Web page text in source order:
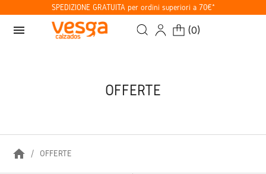
SPEDIZIONE GRATUITA per ordini superiori a 70€*
menu (0)
OFFERTE
home OFFERTE